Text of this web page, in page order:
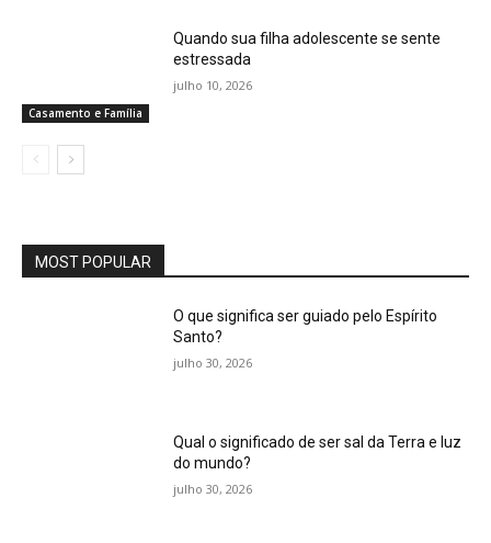
Casamento e Família
Quando sua filha adolescente se sente
estressada
julho 10, 2026
MOST POPULAR
O que significa ser guiado pelo Espírito
Santo?
julho 30, 2026
Qual o significado de ser sal da Terra e luz
do mundo?
julho 30, 2026